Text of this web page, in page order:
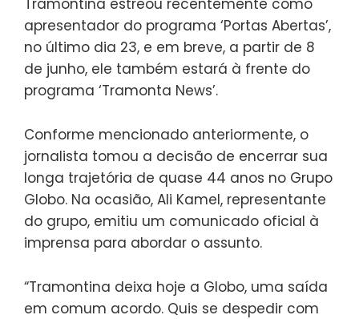
apresentador do programa ‘Portas Abertas’,
no último dia 23, e em breve, a partir de 8
de junho, ele também estará à frente do
programa ‘Tramonta News’.
Conforme mencionado anteriormente, o
jornalista tomou a decisão de encerrar sua
longa trajetória de quase 44 anos no Grupo
Globo. Na ocasião, Ali Kamel, representante
do grupo, emitiu um comunicado oficial à
imprensa para abordar o assunto.
“Tramontina deixa hoje a Globo, uma saída
em comum acordo. Quis se despedir com